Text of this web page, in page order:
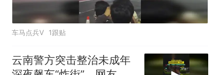
车马点兵V 1跟贴
云南警方突击整治未成年